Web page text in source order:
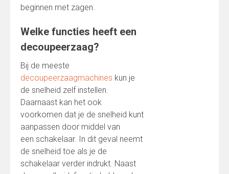
beginnen met zagen.
Welke functies heeft een
decoupeerzaag?
Bij de meeste
decoupeerzaagmachines kun je
de snelheid zelf instellen.
Daarnaast kan het ook
voorkomen dat je de snelheid kunt
aanpassen door middel van
een schakelaar. In dit geval neemt
de snelheid toe als je de
schakelaar verder indrukt. Naast